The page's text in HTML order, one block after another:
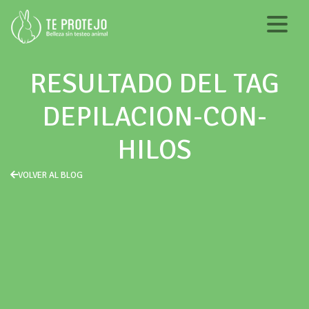
RESULTADO DEL TAG
DEPILACION-CON-
HILOS
VOLVER AL BLOG